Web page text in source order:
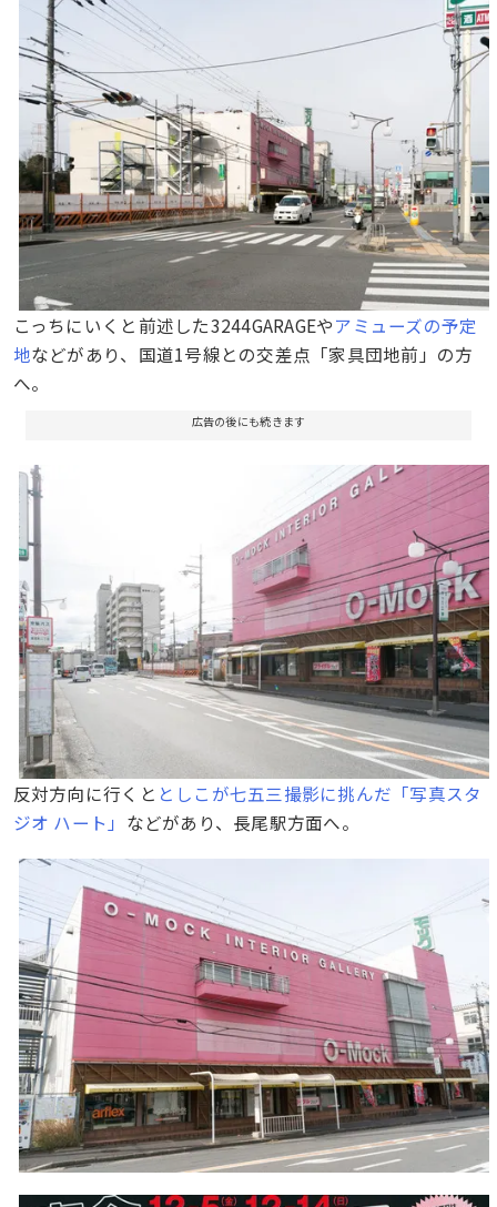
こっちにいくと前述した3244GARAGEやアミューズの予定
地などがあり、国道1号線との交差点「家具団地前」の方
へ。
広告の後にも続きます
反対方向に行くと としこが七五三撮影に挑んだ「写真スタ
ジオ ハート」 などがあり、長尾駅方面へ。